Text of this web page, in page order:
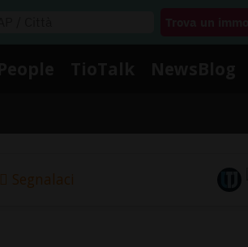
Segnalaci